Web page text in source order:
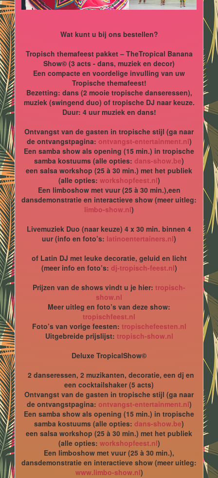
Wat kunt u bij ons bestellen?
Tropisch themafeest pakket – TheTropical Banana
Show© (3 acts - dans, muziek en decor)
Een compacte en voordelige invulling van uw
Tropische themafeest!
Bezetting: dans (2 mooie tropische danseressen),
muziek (swingend duo) of tropische DJ naar keuze.
Duur: 4 uur muziek en dans!
Ontvangst van de gasten in tropische stijl (ga naar
de ontvangstpagina: ontvangst-entertainment.nl)
Een samba show als opening (15 min.) in tropische
samba kostuums (alle opties: dans-show.be)
een salsa workshop (25 à 30 min.) met het publiek
(alle opties: workshopfeest.nl)
Een limboshow met vuur (25 à 30 min.),een
dansdemonstratie en interactieve show (meer uitleg:
limbo-show.nl)
Livemuziek Duo (naar keuze) 4 x 30 min. binnen 4
uur (info en foto’s: latinoentertainers.nl)
of Latin DJ met leuke decoratie, geluid en licht
(meer info en foto’s: dj-tropisch-feest.nl)
Prijzen van de shows vindt u je hier: tropisch-
show.nl
Meer uitleg en foto’s van deze show:
tropischfeest.nl
Foto’s van vorige feesten: tropischefeesten.nl
Uitgebreide prijslijst: tropisch-show.nl
Deluxe TropicalShow©
2 danseressen, 2 muzikanten, decoratie, een dj en
een cocktailshaker (5 acts)
Ontvangst van de gasten in tropische stijl (ga naar
de ontvangstpagina: ontvangst-entertainment.nl)
Een samba show als opening (15 min.) in tropische
samba kostuums (alle opties: dans-show.be)
een salsa workshop (25 à 30 min.) met het publiek
(alle opties: workshopfeest.nl)
Een limboshow met vuur (25 à 30 min.),
dansdemonstratie en interactieve show (meer uitleg:
www.limbo-show.nl)